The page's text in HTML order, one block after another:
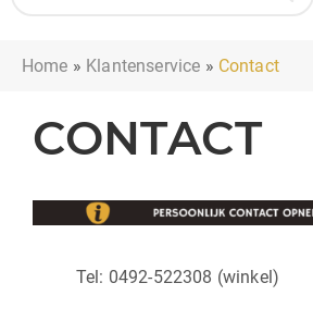
Home » Klantenservice » Contact
CONTACT
Tel: 0492-522308 (winkel)